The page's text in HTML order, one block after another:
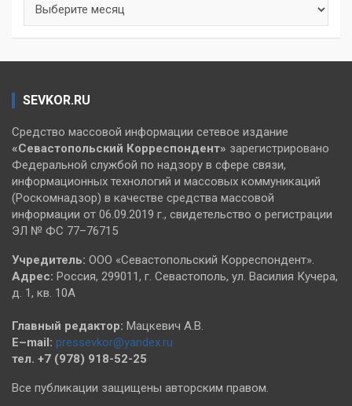
SEVKOR.RU
Средство массовой информации сетевое издание
«Севастопольский Корреспондент» зарегистрировано
Федеральной службой по надзору в сфере связи,
информационных технологий и массовых коммуникаций
(Роскомнадзор) в качестве средства массовой
информации от 06.09.2019 г., свидетельство о регистрации
ЭЛ № ФС 77–76715
Учредитель: ООО «Севастопольский Корреспондент».
Адрес: Россия, 299011, г. Севастополь, ул. Василия Кучера,
д. 1, кв. 10А
Главный редактор: Мацкевич А.В.
E–mail: pressevkor@yandex.ru
тел. +7 (978) 918-52-25
Все публикации защищены авторским правом.